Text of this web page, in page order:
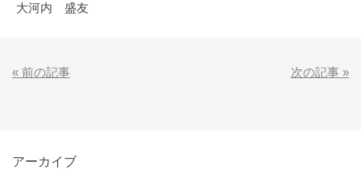
大河内 盛友
« 前の記事 次の記事 »
アーカイブ